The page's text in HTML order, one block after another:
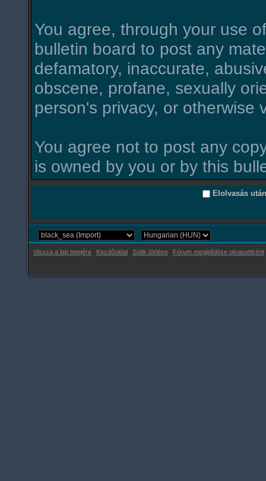
You agree, through your use
bulletin board to post any
defamatory, inaccurate,
obscene, profane, sexually
person's privacy, or otherwise
You agree not to post any
is owned by you or by this
Elolvasás
Vissza a lap tetejére Kezdőoldal Sütik törlése Fórum megjelölése olvasottként